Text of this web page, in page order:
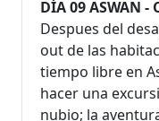
DÍA 09 ASWAN -
Despues del
out de las
tiempo libre en
hacer una
nubio; la